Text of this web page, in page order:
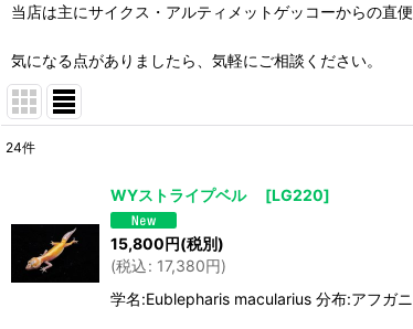
当店は主にサイクス・アルティメットゲッコーからの直便
気になる点がありましたら、気軽にご相談ください。
並び順:
24件
WYストライプベル [LG220]
15,800円(税別)
(税込: 17,380円)
学名:Eublepharis macularius 分布:アフガ